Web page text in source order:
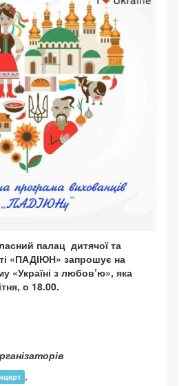
палац дитячої та
«ПАДІЮН» запрошує на
«Україні з любов’ю», яка
о 18.00.
,